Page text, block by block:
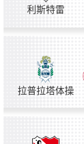
利斯特雷
拉普拉塔体操